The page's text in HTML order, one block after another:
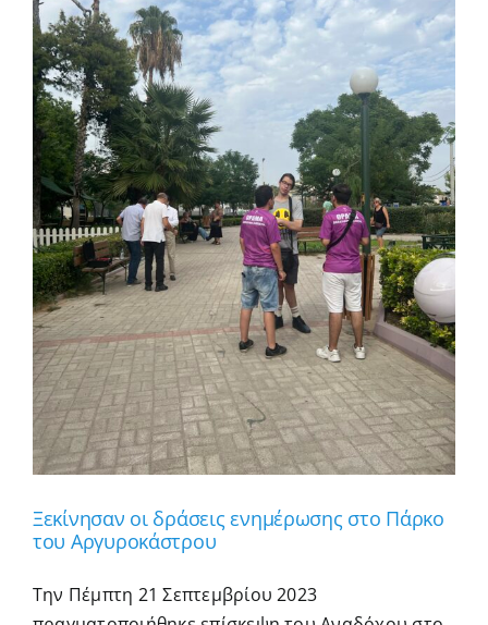
Ξεκίνησαν οι δράσεις ενημέρωσης στο Πάρκο
του Αργυροκάστρου
Την Πέμπτη 21 Σεπτεμβρίου 2023